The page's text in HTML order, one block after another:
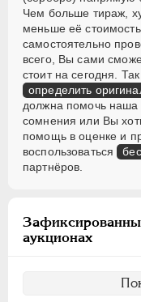
Чем больше тираж,
меньше её
самостоятельно
всего, Вы сами
стоит на сегодня.
определить
должна помочь наша
сомнения или Вы
помощь в оценке и
воспользоваться
партнёров.
аукционах